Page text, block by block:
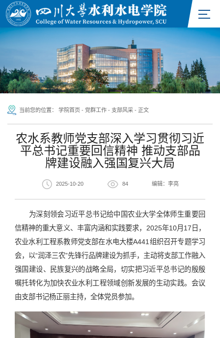
当前您的位置： 学院首页 - 党群工作 - 支部风采 - 正文
农水系教师党支部深入学习贯彻习近
平总书记重要回信精神 推动支部品
牌建设融入强国复兴大局
2025-10-20 84 编辑：李亮
为深刻领会习近平总书记给中国农业大学全体师生重要回
信精神的重大意义、丰富内涵和实践要求，2025年10月17日，
农业水利工程系教师党支部在水电大楼A441组织召开专题学习
会，以“润泽三农”先锋行品牌建设为抓手，主动将支部工作融入
强国建设、民族复兴的战略全局，切实把习近平总书记的殷殷
嘱托转化为加快农业水利工程领域创新发展的生动实践。会议
由支部书记杨正丽主持，全体党员参加。